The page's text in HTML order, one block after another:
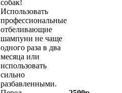
собак!
Использовать
профессиональные
отбеливающие
шампуни не чаще
одного раза в два
месяца или
использовать
сильно
разбавленными.